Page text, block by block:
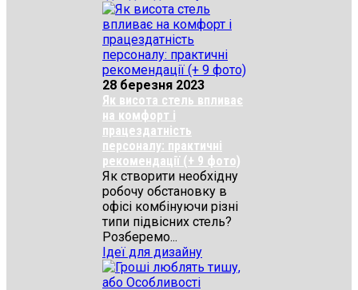
28 березня 2023
Як висота стель впливає
на комфорт і
працездатність
персоналу: практичні
рекомендації (+ 9 фото)
Як створити необхідну
робочу обстановку в
офісі комбінуючи різні
типи підвісних стель?
Розберемо...
Ідеї для дизайну